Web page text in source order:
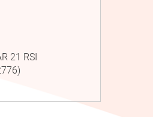
21 RSI